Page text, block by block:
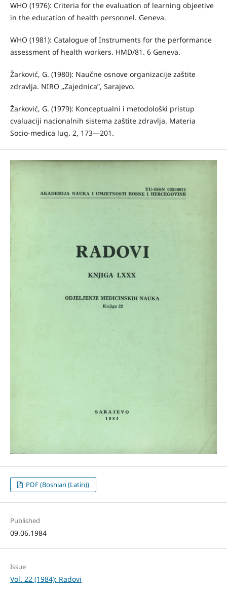
WHO (1976): Criteria for the evaluation of learning objeetive
in the education of health personnel. Geneva.
WHO (1981): Catalogue of Instruments for the performance
assessment of health workers. HMD/81. 6 Geneva.
Žarković, G. (1980): Naučne osnove organizacije zaštite
zdravlja. NIRO „Zajednica”, Sarajevo.
Žarković, G. (1979): Konceptualni i metodološki pristup
cvaluaciji nacionalnih sistema zaštite zdravlja. Materia
Socio-medica lug. 2, 173—201.
PDF (Bosnian (Latin))
Published
09.06.1984
Issue
Vol. 22 (1984): Radovi